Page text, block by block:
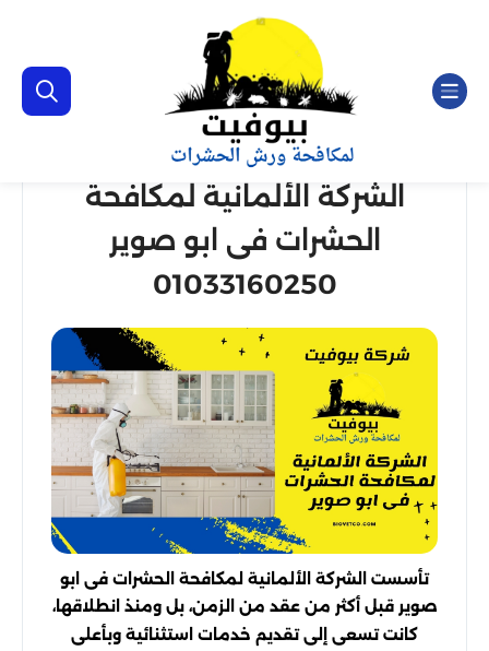
الشركة الألمانية لمكافحة
الحشرات فى ابو صوير
01033160250
تأسست الشركة الألمانية لمكافحة الحشرات فى ابو
صوير قبل أكثر من عقد من الزمن، بل ومنذ انطلاقها،
كانت تسعى إلى تقديم خدمات استثنائية وبأعلى